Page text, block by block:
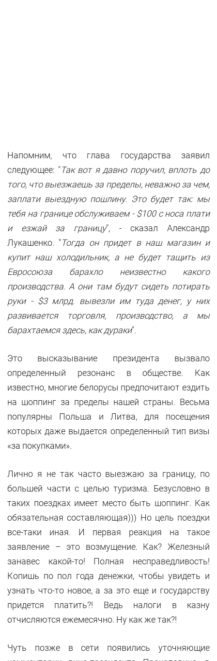
Напомним, что глава государства заявил
следующее: "Так вот я давно поручил, вплоть до
того, что выезжаешь за пределы, неважно за чем,
заплати выездную пошлину. Это будет так: мы
тебя на границе обслуживаем - $100 с носа плати
и езжай за границу", - сказал Александр
Лукашенко. "Тогда он придет в наш магазин и
купит наш холодильник, а не будет тащить из
Евросоюза барахло неизвестно какого
производства. А они там будут сидеть потирать
руки - $3 млрд. вывезли им туда денег, у них
развивается торговля, производство, а мы
барахтаемся здесь, как дураки".
Это высказывание президента вызвало
определенный резонанс в обществе. Как
известно, многие белорусы предпочитают ездить
на шоппинг за пределы нашей страны. Весьма
популярны Польша и Литва, для посещения
которых даже выдается определенный тип визы
«за покупками».
Лично я не так часто выезжаю за границу, по
большей части с целью туризма. Безусловно в
таких поездках имеет место быть шоппинг. Как
обязательная составляющая))) Но цель поездки
все-таки иная. И первая реакция на такое
заявление – это возмущение. Как? Железный
занавес какой-то! Полная несправедливость!
Копишь по пол года денежки, чтобы увидеть и
узнать что-то новое, а за это еще и государству
придется платить?! Ведь налоги в казну
отчисляются ежемесячно. Ну как же так?!
Чуть позже в сети появились уточняющие